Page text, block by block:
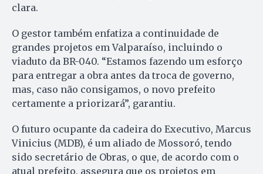
clara.
O gestor também enfatiza a continuidade de
grandes projetos em Valparaíso, incluindo o
viaduto da BR-040. “Estamos fazendo um esforço
para entregar a obra antes da troca de governo,
mas, caso não consigamos, o novo prefeito
certamente a priorizará”, garantiu.
O futuro ocupante da cadeira do Executivo, Marcus
Vinicius (MDB), é um aliado de Mossoró, tendo
sido secretário de Obras, o que, de acordo com o
atual prefeito, assegura que os projetos em